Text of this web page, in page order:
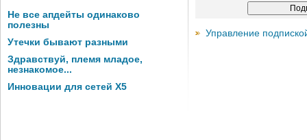
Не все апдейты одинаково
полезны
Утечки бывают разными
Здравствуй, племя младое,
незнакомое...
Инновации для сетей X5
Управление